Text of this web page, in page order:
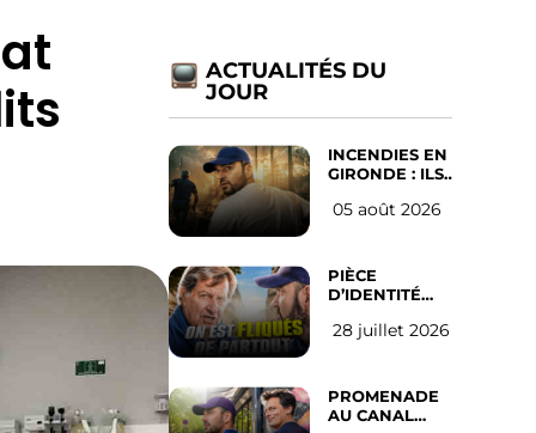
ACTUALITÉS DU
JOUR
INCENDIES EN
GIRONDE : ILS
D’ABANDONNER
05 août 2026
PIÈCE
D’IDENTITÉ
SUR LES
l’avis des
Français
28 juillet 2026
PROMENADE
AU CANAL